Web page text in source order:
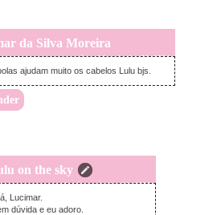
da Silva Moreira
quinta-feira, junho 20, 2024
ajudam muito os cabelos Lulu bjs.
on the sky
domingo, junho 30, 2024
Lucimar.
dúvida e eu adoro.